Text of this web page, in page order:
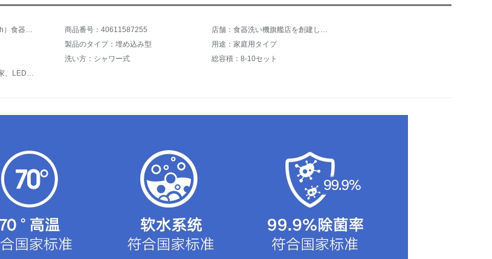
商品名称：創維（Skywoth）食器洗い機家庭用埋め込み式自動8セットの大容量70℃高温除菌乾燥W 8 商品番号：40611587255
店舗：食器洗い機旗艦店を創建します。
製品のタイプ：埋め込み型
用途：家庭用タイプ
洗い方：シャワー式
総容積：8-10セット
高温除菌、乾燥、三口の家、LED表示、大容量